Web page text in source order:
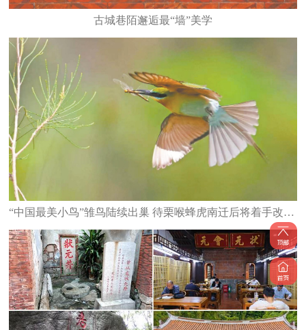
古城巷陌邂逅最“墙”美学
“中国最美小鸟”雏鸟陆续出巢 待栗喉蜂虎南迁后将着手改造栖息地